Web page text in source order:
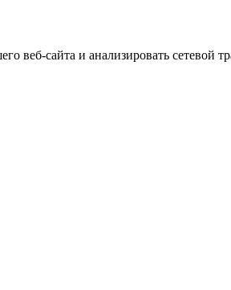
веб-сайта и анализировать сетевой